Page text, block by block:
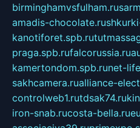
birminghamvsfulham.ru
amadis-chocolate.ru
kanotiforet.spb.ru
praga.spb.rufalcorussia.ru
kamertondom.spb.runet-
sakhcamera.rualliance-
controlweb1.rutdsak74.ru
iron-snab.rucosta-bella.ru